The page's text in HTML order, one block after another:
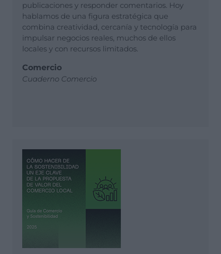
publicaciones y responder comentarios. Hoy
hablamos de una figura estratégica que
combina creatividad, cercanía y tecnología para
impulsar negocios reales, muchos de ellos
locales y con recursos limitados.
Comercio
Cuaderno Comercio